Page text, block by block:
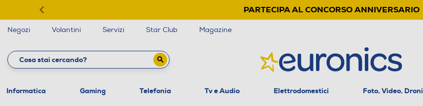
PARTECIPA AL CONCORSO ANNIVERSARIO
Negozi Volantini Servizi Star Club Magazine
Informatica Gaming Telefonia Tv e Audio Elettrodomestici Foto, Video, Droni